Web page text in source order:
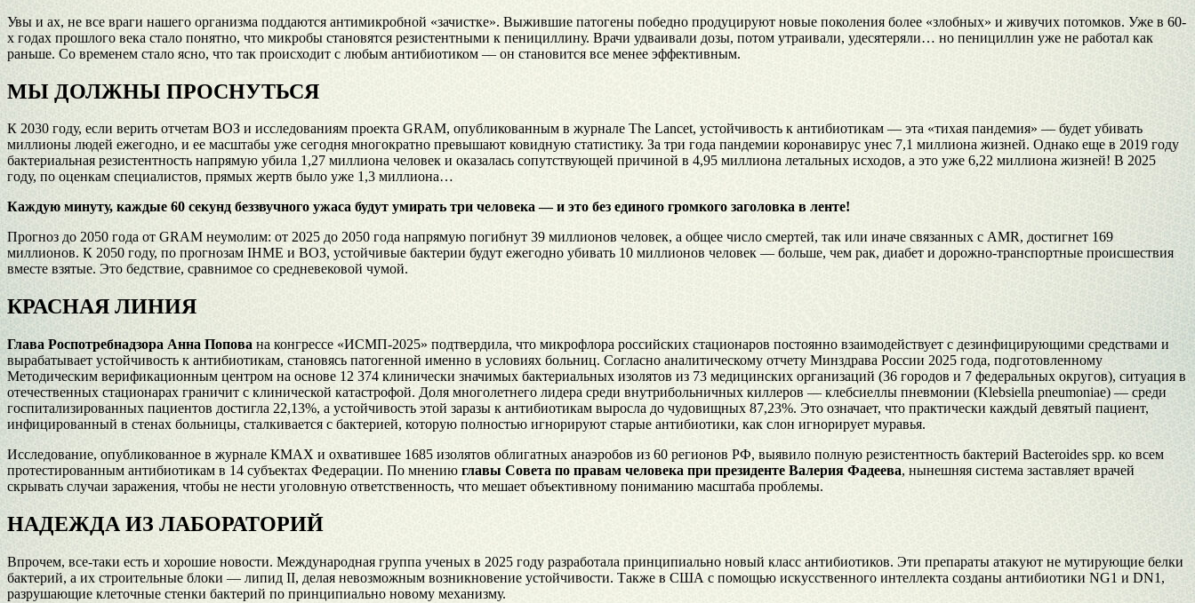
Увы и ах, не все враги нашего организма поддаются антимикробной «зачистке». Выжившие патогены победно продуцируют новые поколения более «злобных» и живучих потомков. Уже в 60-
х годах прошлого века стало понятно, что микробы становятся резистентными к пенициллину. Врачи удваивали дозы, потом утраивали, удесятеряли… но пенициллин уже не работал как
раньше. Со временем стало ясно, что так происходит с любым антибиотиком — он становится все менее эффективным.
МЫ ДОЛЖНЫ ПРОСНУТЬСЯ
К 2030 году, если верить отчетам ВОЗ и исследованиям проекта GRAM, опубликованным в журнале The Lancet, устойчивость к антибиотикам — эта «тихая пандемия» — будет убивать
миллионы людей ежегодно, и ее масштабы уже сегодня многократно превышают ковидную статистику. За три года пандемии коронавирус унес 7,1 миллиона жизней. Однако еще в 2019 году
бактериальная резистентность напрямую убила 1,27 миллиона человек и оказалась сопутствующей причиной в 4,95 миллиона летальных исходов, а это уже 6,22 миллиона жизней! В 2025
году, по оценкам специалистов, прямых жертв было уже 1,3 миллиона…
Каждую минуту, каждые 60 секунд беззвучного ужаса будут умирать три человека — и это без единого громкого заголовка в ленте!
Прогноз до 2050 года от GRAM неумолим: от 2025 до 2050 года напрямую погибнут 39 миллионов человек, а общее число смертей, так или иначе связанных с AMR, достигнет 169
миллионов. К 2050 году, по прогнозам IHME и ВОЗ, устойчивые бактерии будут ежегодно убивать 10 миллионов человек — больше, чем рак, диабет и дорожно-транспортные происшествия
вместе взятые. Это бедствие, сравнимое со средневековой чумой.
КРАСНАЯ ЛИНИЯ
Глава Роспотребнадзора Анна Попова на конгрессе «ИСМП-2025» подтвердила, что микрофлора российских стационаров постоянно взаимодействует с дезинфицирующими средствами и
вырабатывает устойчивость к антибиотикам, становясь патогенной именно в условиях больниц. Согласно аналитическому отчету Минздрава России 2025 года, подготовленному
Методическим верификационным центром на основе 12 374 клинически значимых бактериальных изолятов из 73 медицинских организаций (36 городов и 7 федеральных округов), ситуация в
отечественных стационарах граничит с клинической катастрофой. Доля многолетнего лидера среди внутрибольничных киллеров — клебсиеллы пневмонии (Klebsiella pneumoniae) — среди
госпитализированных пациентов достигла 22,13%, а устойчивость этой заразы к антибиотикам выросла до чудовищных 87,23%. Это означает, что практически каждый девятый пациент,
инфицированный в стенах больницы, сталкивается с бактерией, которую полностью игнорируют старые антибиотики, как слон игнорирует муравья.
Исследование, опубликованное в журнале КМАХ и охватившее 1685 изолятов облигатных анаэробов из 60 регионов РФ, выявило полную резистентность бактерий Bacteroides spp. ко всем
протестированным антибиотикам в 14 субъектах Федерации. По мнению главы Совета по правам человека при президенте Валерия Фадеева, нынешняя система заставляет врачей
скрывать случаи заражения, чтобы не нести уголовную ответственность, что мешает объективному пониманию масштаба проблемы.
НАДЕЖДА ИЗ ЛАБОРАТОРИЙ
Впрочем, все-таки есть и хорошие новости. Международная группа ученых в 2025 году разработала принципиально новый класс антибиотиков. Эти препараты атакуют не мутирующие белки
бактерий, а их строительные блоки — липид II, делая невозможным возникновение устойчивости. Также в США с помощью искусственного интеллекта созданы антибиотики NG1 и DN1,
разрушающие клеточные стенки бактерий по принципиально новому механизму.